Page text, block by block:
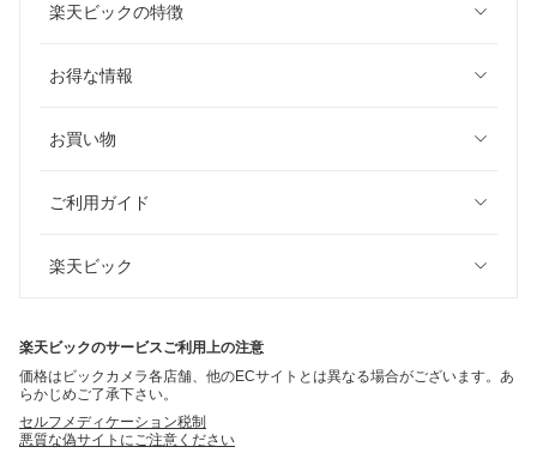
楽天ビックの特徴
お得な情報
お買い物
ご利用ガイド
楽天ビック
楽天ビックのサービスご利用上の注意
価格はビックカメラ各店舗、他のECサイトとは異なる場合がございます。あ
らかじめご了承下さい。
セルフメディケーション税制
悪質な偽サイトにご注意ください